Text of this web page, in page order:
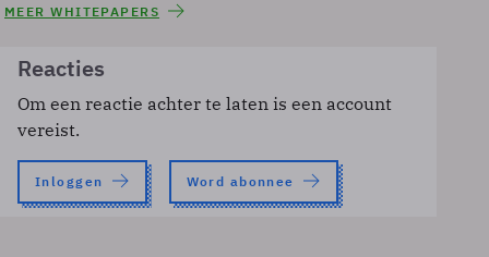
MEER WHITEPAPERS
Reacties
Om een reactie achter te laten is een account
vereist.
Inloggen Word abonnee